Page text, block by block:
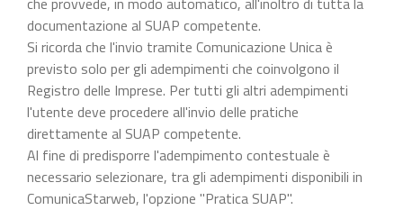
documentazione al SUAP competente.
Si ricorda che l'invio tramite Comunicazione Unica è
previsto solo per gli adempimenti che coinvolgono il
Registro delle Imprese. Per tutti gli altri adempimenti
l'utente deve procedere all'invio delle pratiche
direttamente al SUAP competente.
Al fine di predisporre l'adempimento contestuale è
necessario selezionare, tra gli adempimenti disponibili in
ComunicaStarweb, l'opzione "Pratica SUAP".